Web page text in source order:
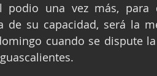
Vintage Fórmula
podio una vez más, para
de su capacidad, será la
cuando se dispute